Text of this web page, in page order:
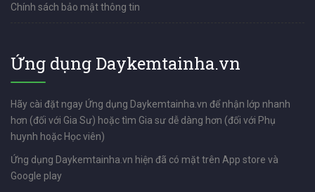
Chính sách bảo mật thông tin
Ứng dụng Daykemtainha.vn
Hãy cài đặt ngay Ứng dụng Daykemtainha.vn để nhận lớp nhanh
hơn (đối với Gia Sư) hoặc tìm Gia sư dễ dàng hơn (đối với Phụ
huynh hoặc Học viên)
Ứng dụng Daykemtainha.vn hiện đã có mặt trên App store và
Google play